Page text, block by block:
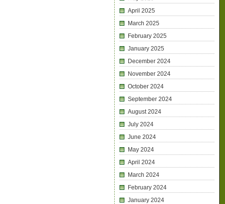
April 2025
March 2025
February 2025
January 2025
December 2024
November 2024
October 2024
September 2024
August 2024
July 2024
June 2024
May 2024
April 2024
March 2024
February 2024
January 2024